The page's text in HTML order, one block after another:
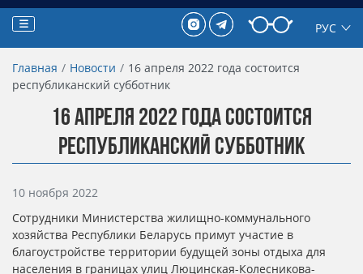
Главная Новости
16 апреля 2022 года состоится
республиканский субботник
16 АПРЕЛЯ 2022 ГОДА СОСТОИТСЯ
РЕСПУБЛИКАНСКИЙ СУББОТНИК
Информация о материале
10 ноября 2022
Сотрудники Министерства жилищно-коммунального
хозяйства Республики Беларусь примут участие в
благоустройстве территории будущей зоны отдыха для
населения в границах улиц Люцинская-Колесникова-